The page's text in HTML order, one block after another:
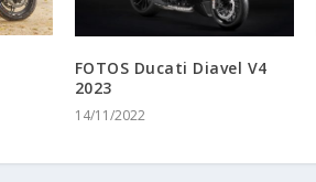
FOTOS Ducati Diavel V4
2023
14/11/2022